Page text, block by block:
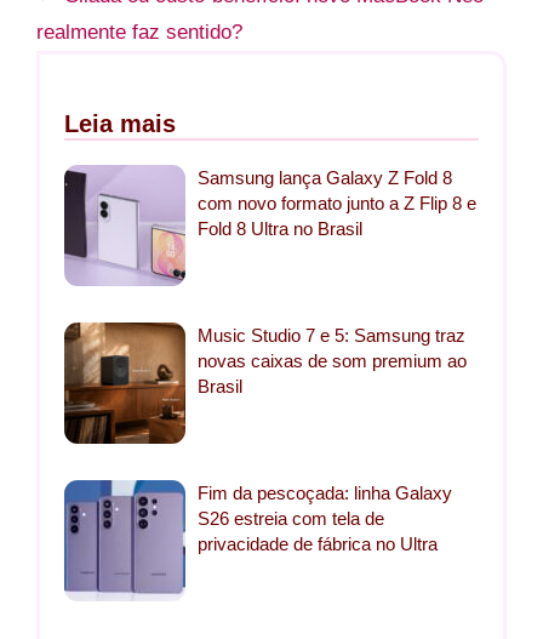
realmente faz sentido?
Leia mais
Samsung lança Galaxy Z Fold 8
com novo formato junto a Z Flip 8 e
Fold 8 Ultra no Brasil
Music Studio 7 e 5: Samsung traz
novas caixas de som premium ao
Brasil
Fim da pescoçada: linha Galaxy
S26 estreia com tela de
privacidade de fábrica no Ultra